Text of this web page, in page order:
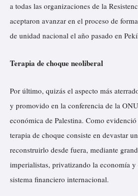
a todas las organizaciones de la
aceptaron avanzar en el proceso de
de unidad nacional el año pasado en
Terapia de choque neoliberal
Por último, quizás el aspecto más
y promovido en la conferencia de la
económica de Palestina. Como
terapia de choque consiste en devastar
reconstruirlo desde fuera, mediante
imperialistas, privatizando la economía y
sistema financiero internacional.